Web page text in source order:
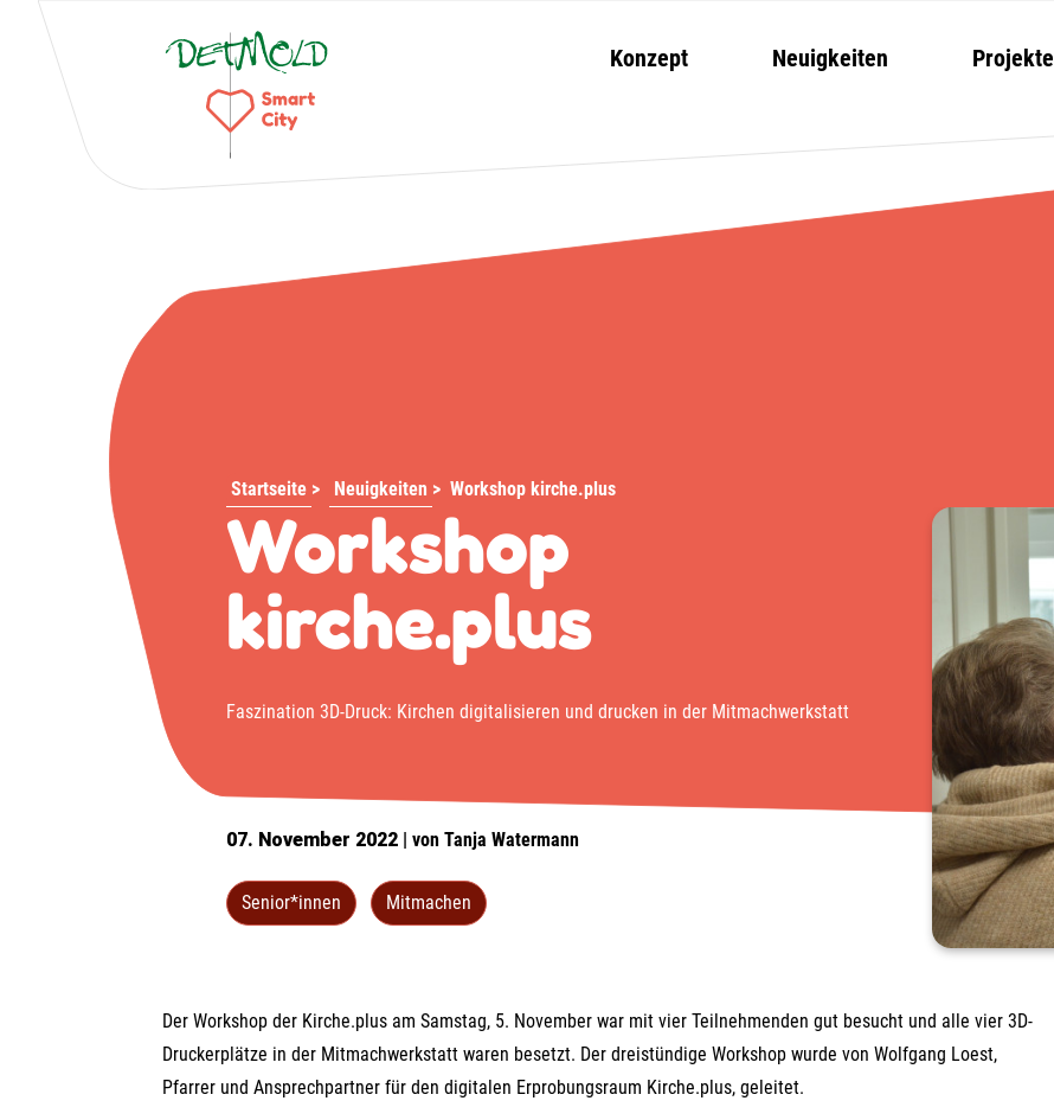
Konzept Neuigkeiten Projekte
Startseite > Neuigkeiten >Workshop kirche.plus
Workshop
kirche.plus
Faszination 3D-Druck: Kirchen digitalisieren und drucken in der Mitmachwerkstatt
07. November 2022 | von Tanja Watermann
Senior*innen Mitmachen
Der Workshop der Kirche.plus am Samstag, 5. November war mit vier Teilnehmenden gut besucht und alle vier 3D-
Druckerplätze in der Mitmachwerkstatt waren besetzt. Der dreistündige Workshop wurde von Wolfgang Loest,
Pfarrer und Ansprechpartner für den digitalen Erprobungsraum Kirche.plus, geleitet.